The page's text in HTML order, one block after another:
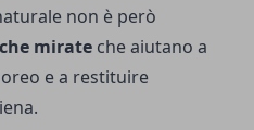
non è però
mirate che aiutano a
e a restituire